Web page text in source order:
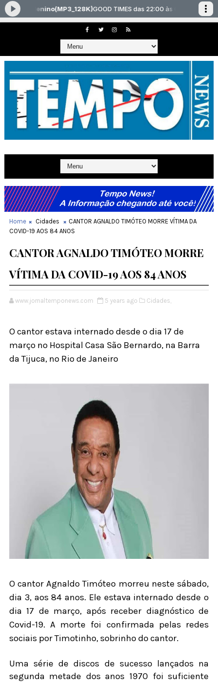
Home Cidades
CANTOR AGNALDO TIMÓTEO MORRE VÍTIMA DA
COVID-19 AOS 84 ANOS
CANTOR AGNALDO TIMÓTEO MORRE
VÍTIMA DA COVID-19 AOS 84 ANOS
www.jornaltemponews.com 5 years ago Cidades,
O cantor estava internado desde o dia 17 de
março no Hospital Casa São Bernardo, na Barra
da Tijuca, no Rio de Janeiro
O cantor Agnaldo Timóteo morreu neste sábado,
dia 3, aos 84 anos. Ele estava internado desde o
dia 17 de março, após receber diagnóstico de
Covid-19. A morte foi confirmada pelas redes
sociais por Timotinho, sobrinho do cantor.
Uma série de discos de sucesso lançados na
segunda metade dos anos 1970 foi suficiente